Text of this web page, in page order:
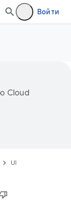
Войти
Cloud
UI